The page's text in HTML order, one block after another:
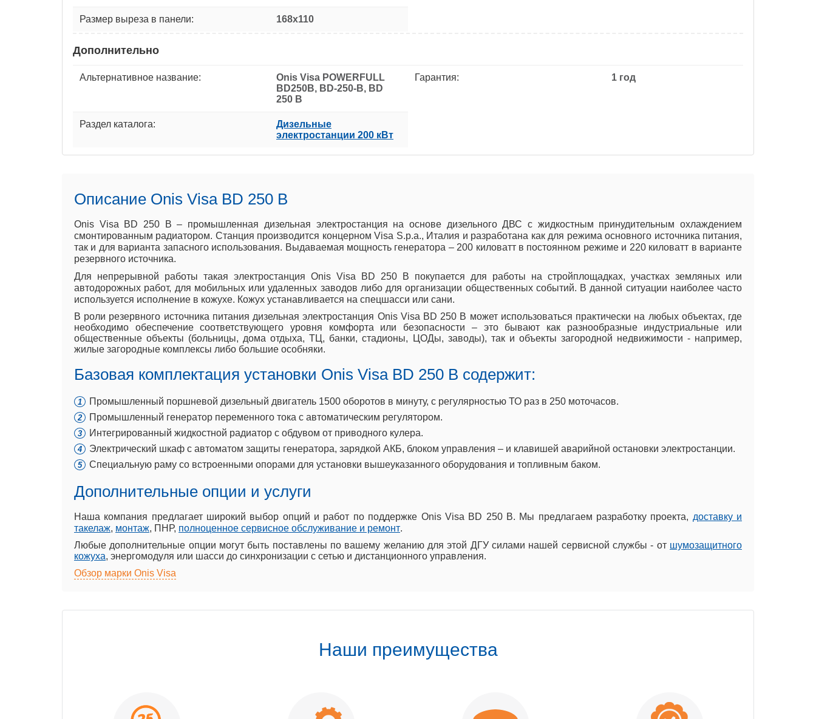
Размер выреза в панели: 168x110
Дополнительно
Альтернативное название:
Onis Visa POWERFULL
BD250B, BD-250-B, BD
250 B
Гарантия: 1 год
Раздел каталога:
Дизельные
электростанции 200 кВт
Описание Onis Visa BD 250 B
Onis Visa BD 250 B – промышленная дизельная электростанция на основе дизельного ДВС с жидкостным принудительным охлаждением
смонтированным радиатором. Станция производится концерном Visa S.p.a., Италия и разработана как для режима основного источника питания,
так и для варианта запасного использования. Выдаваемая мощность генератора – 200 киловатт в постоянном режиме и 220 киловатт в варианте
резервного источника.
Для непрерывной работы такая электростанция Onis Visa BD 250 B покупается для работы на стройплощадках, участках земляных или
автодорожных работ, для мобильных или удаленных заводов либо для организации общественных событий. В данной ситуации наиболее часто
используется исполнение в кожухе. Кожух устанавливается на спецшасси или сани.
В роли резервного источника питания дизельная электростанция Onis Visa BD 250 B может использоваться практически на любых объектах, где
необходимо обеспечение соответствующего уровня комфорта или безопасности – это бывают как разнообразные индустриальные или
общественные объекты (больницы, дома отдыха, ТЦ, банки, стадионы, ЦОДы, заводы), так и объекты загородной недвижимости - например,
жилые загородные комплексы либо большие особняки.
Базовая комплектация установки Onis Visa BD 250 B содержит:
Промышленный поршневой дизельный двигатель 1500 оборотов в минуту, с регулярностью ТО раз в 250 моточасов.
Промышленный генератор переменного тока с автоматическим регулятором.
Интегрированный жидкостной радиатор с обдувом от приводного кулера.
Электрический шкаф с автоматом защиты генератора, зарядкой АКБ, блоком управления – и клавишей аварийной остановки электростанции.
Специальную раму со встроенными опорами для установки вышеуказанного оборудования и топливным баком.
Дополнительные опции и услуги
Наша компания предлагает широкий выбор опций и работ по поддержке Onis Visa BD 250 B. Мы предлагаем разработку проекта, доставку и
такелаж, монтаж, ПНР, полноценное сервисное обслуживание и ремонт.
Любые дополнительные опции могут быть поставлены по вашему желанию для этой ДГУ силами нашей сервисной службы - от шумозащитного
кожуха, энергомодуля или шасси до синхронизации с сетью и дистанционного управления.
Обзор марки Onis Visa
Наши преимущества